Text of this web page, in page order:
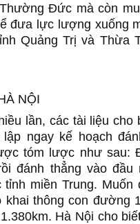
Đức mà còn
đưa lực lượng xuống
Quảng Trị và Thừa
NỘI
lần, các tài liệu cho
ngay kế hoạch
tóm lược như sau:
đánh thẳng vào đầu
miền Trung. Muốn
khai thông con đường
Hà Nội cho